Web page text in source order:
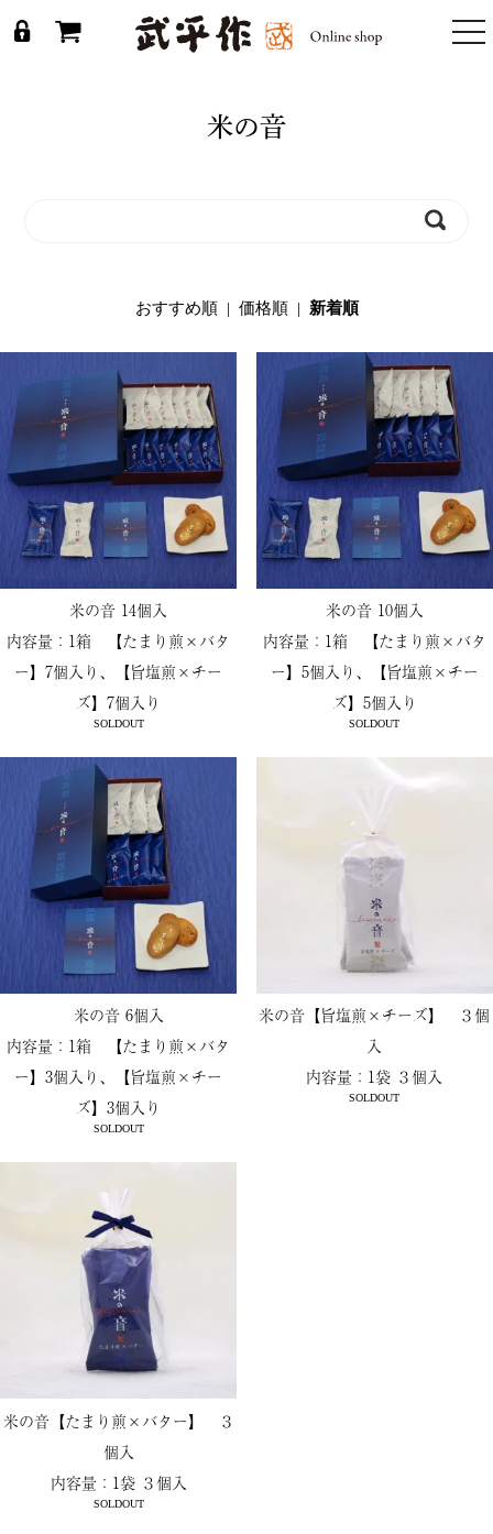
米の音
おすすめ順| 価格順| 新着順
米の音 14個入
内容量：1箱 【たまり煎×バタ
ー】7個入り、【旨塩煎×チー
ズ】7個入り
SOLDOUT
米の音 10個入
内容量：1箱 【たまり煎×バタ
ー】5個入り、【旨塩煎×チー
ズ】5個入り
SOLDOUT
米の音 6個入
内容量：1箱 【たまり煎×バタ
ー】3個入り、【旨塩煎×チー
ズ】3個入り
SOLDOUT
米の音【旨塩煎×チーズ】 ３個
入
内容量：1袋 ３個入
SOLDOUT
米の音【たまり煎×バター】 ３
個入
内容量：1袋 ３個入
SOLDOUT